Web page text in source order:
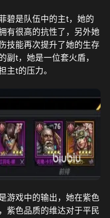
碧是队伍中的主t，她的
有很高的抗性了，另外她
技能再次提升了她的生存
副t，她是一位套火盾，
主t的压力。
游戏中的输出，她在紫色
紫色品质的维达对于平民